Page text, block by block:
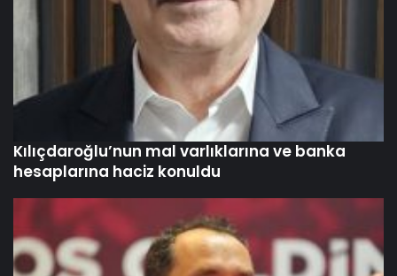
Kılıçdaroğlu’nun mal varlıklarına ve banka
hesaplarına haciz konuldu